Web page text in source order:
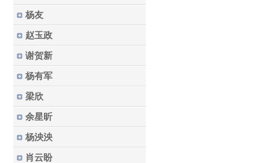
杨友
赵玉政
谢贺新
杨有军
梁欣
余星昕
杨泱泱
肖云盼